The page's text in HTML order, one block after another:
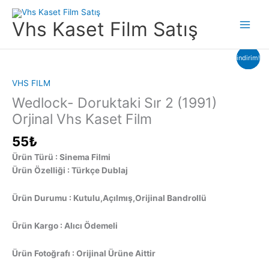
atlaVhs Kaset Film Satış
Menu
VHS FILM
Wedlock- Doruktaki Sır 2 (1991)
Orjinal Vhs Kaset Film
55₺
Ürün Türü : Sinema Filmi
Ürün Özelliği : Türkçe Dublaj
Ürün Durumu : Kutulu,Açılmış,Orijinal Bandrollü
Ürün Kargo : Alıcı Ödemeli
Ürün Fotoğrafı : Orijinal Ürüne Aittir
indirim!
indirim!
indirim!